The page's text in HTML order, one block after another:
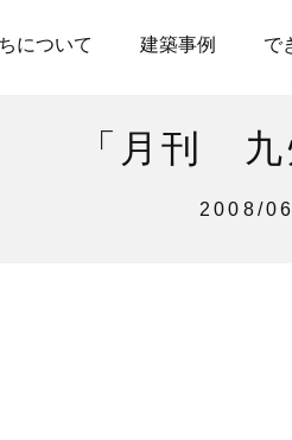
について 建築事例 で
「月刊 九
2008/